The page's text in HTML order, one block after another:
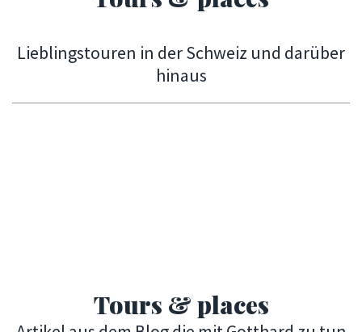
Lieblingstouren in der Schweiz und darüber
hinaus
Tours & places